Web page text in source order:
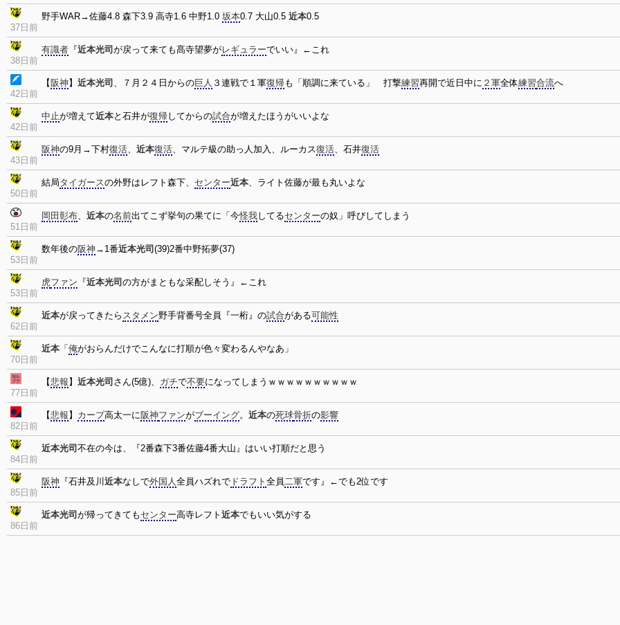
37日前
野手WAR→佐藤4.8 森下3.9 高寺1.6 中野1.0 坂本0.7 大山0.5 近本0.5
38日前
有識者 『近本光司 が戻って来ても髙寺望夢がレギュラーでいい』←これ
42日前
【 阪神 】 近本光司 、７月２４日からの巨人 ３連戦で１軍復帰も「順調に来ている」 打撃練習再開で近日中に ２軍全体練習合流へ
42日前
中止が増えて近本と石井が復帰してからの試合が増えたほうがいいよな
43日前
阪神の9月→下村復活、 近本復活、マルテ級の助っ人加入、ルーカス復活、石井復活
50日前
結局タイガースの外野はレフト森下、 センター近本、ライト佐藤が最も丸いよな
51日前
岡田彰布、 近本の名前出てこず挙句の果てに「今怪我してるセンターの奴」呼びしてしまう
53日前
数年後の阪神 →1番近本光司 (39)2番中野拓夢(37)
53日前
虎ファン 『近本光司 の方がまともな采配しそう』←これ
62日前
近本が戻ってきたら スタメン野手背番号全員『一桁』の試合がある可能性
70日前
近本 「 俺がおらんだけでこんなに打順が色々変わるんやなあ」
77日前
【悲報 】 近本光司 さん(5億)、 ガチで不要になってしまうｗｗｗｗｗｗｗｗｗｗ
82日前
【悲報 】 カープ高太一に阪神ファンがブーイング。 近本の死球骨折の影響
84日前
近本光司 不在の今は、『2番森下3番佐藤4番大山』はいい打順だと思う
85日前
阪神 『石井及川 近本なしで外国人全員ハズれで ドラフト 全員二軍です』←でも2位です
86日前
近本光司 が帰ってきても センター高寺レフト 近本でもいい気がする